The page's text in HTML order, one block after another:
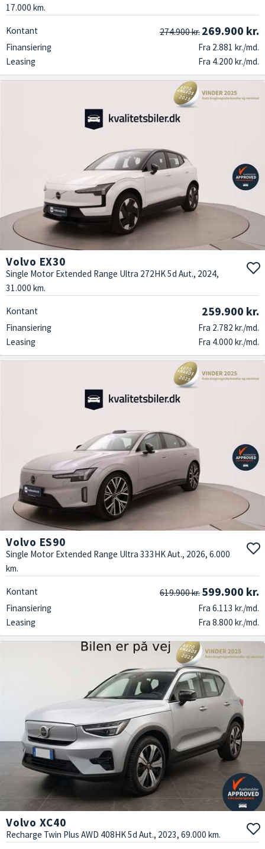
17.000 km.
Kontant 274.900 kr. 269.900 kr.
Finansiering
Fra 2.881 kr./md.
Leasing
Fra 4.200 kr./md.
Volvo EX30
Single Motor Extended Range Ultra 272HK 5d Aut., 2024,
31.000 km.
Kontant 259.900 kr.
Finansiering
Fra 2.782 kr./md.
Leasing
Fra 4.000 kr./md.
Volvo ES90
Single Motor Extended Range Ultra 333HK Aut., 2026, 6.000
km.
Kontant 619.900 kr. 599.900 kr.
Finansiering
Fra 6.113 kr./md.
Leasing
Fra 8.800 kr./md.
Volvo XC40
Recharge Twin Plus AWD 408HK 5d Aut., 2023, 69.000 km.